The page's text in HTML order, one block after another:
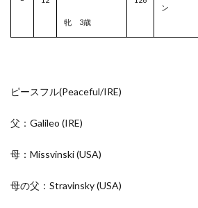
牝 3歳
ン
ピースフル(Peaceful/IRE)
父：Galileo (IRE)
母：Missvinski(USA)
母の父：Stravinsky(USA)